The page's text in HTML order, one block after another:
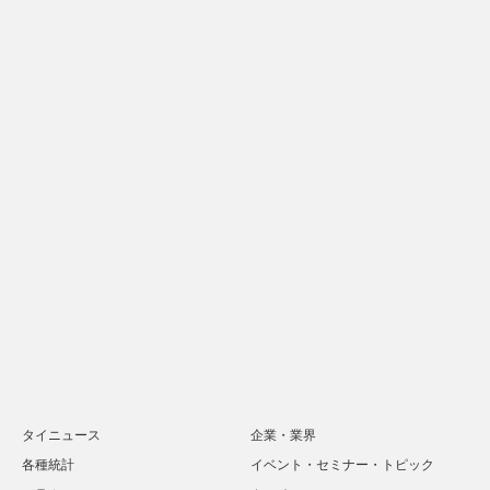
タイニュース
企業・業界
各種統計
イベント・セミナー・トピック